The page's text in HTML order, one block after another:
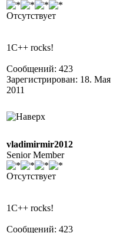
Отсутствует
1C++ rocks!
Сообщений: 423
Зарегистрирован: 18. Мая
2011
vladimirmir2012
Senior Member
Отсутствует
1C++ rocks!
Сообщений: 423